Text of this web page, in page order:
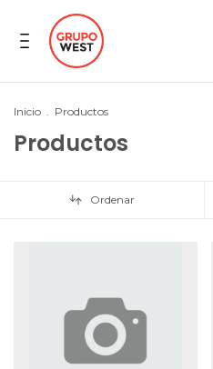
Inicio . Productos
Productos
Ordenar